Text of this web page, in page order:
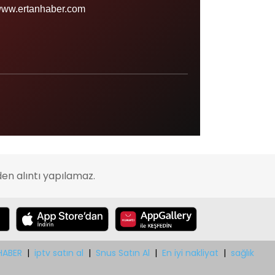
Sinop
Tekirdağ
Tunceli
Van
Yozgat
Zonguldak
alıntı yapılamaz.
| iptv satın al | Snus Satın Al | En iyi nakliyat | sağlık